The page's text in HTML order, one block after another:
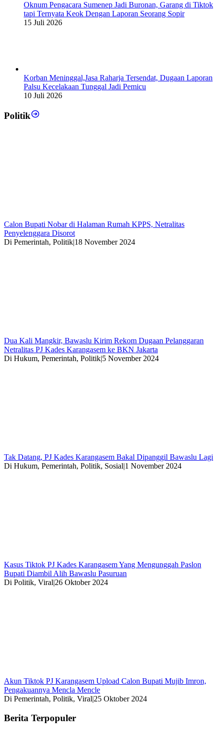
Oknum Pengacara Sumenep Jadi Buronan, Garang di Tiktok
tapi Ternyata Keok Dengan Laporan Seorang Sopir
15 Juli 2026
Korban Meninggal,Jasa Raharja Tersendat, Dugaan Laporan
Palsu Kecelakaan Tunggal Jadi Pemicu
10 Juli 2026
Politik
Calon Bupati Nobar di Halaman Rumah KPPS, Netralitas
Penyelenggara Disorot
Di Pemerintah, Politik|18 November 2024
Dua Kali Mangkir, Bawaslu Kirim Rekom Dugaan Pelanggaran
Netralitas PJ Kades Karangasem ke BKN Jakarta
Di Hukum, Pemerintah, Politik|5 November 2024
Tak Datang, PJ Kades Karangasem Bakal Dipanggil Bawaslu Lagi
Di Hukum, Pemerintah, Politik, Sosial|1 November 2024
Kasus Tiktok PJ Kades Karangasem Yang Mengunggah Paslon
Bupati Diambil Alih Bawaslu Pasuruan
Di Politik, Viral|26 Oktober 2024
Akun Tiktok PJ Karangasem Upload Calon Bupati Mujib Imron,
Pengakuannya Mencla Mencle
Di Pemerintah, Politik, Viral|25 Oktober 2024
Berita Terpopuler